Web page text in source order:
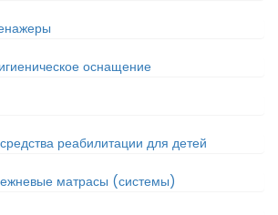
оснащение
реабилитации для детей
матрасы (системы)